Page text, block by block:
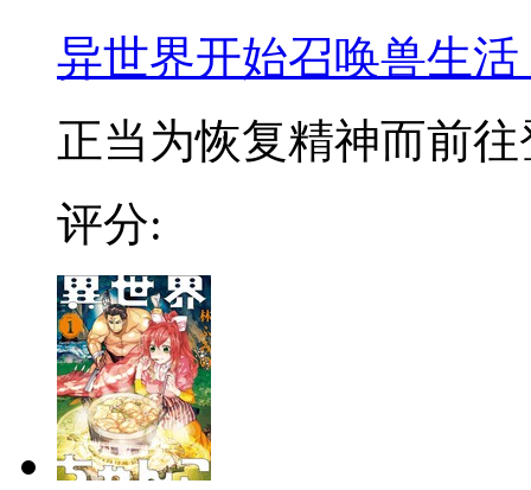
异世界开始召唤兽生活
正当为恢复精神而前
评分: